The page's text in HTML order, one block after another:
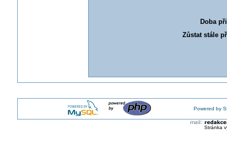
Doba
Zůstat stále
Powered by
Stránka